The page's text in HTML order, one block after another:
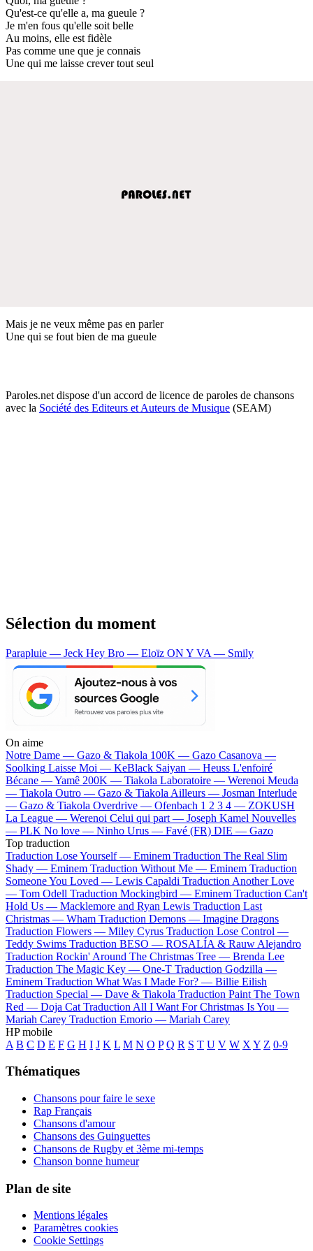
Qu'est-ce qu'elle a, ma gueule ?
Je m'en fous qu'elle soit belle
Au moins, elle est fidèle
Pas comme une que je connais
Une qui me laisse crever tout seul
Mais je ne veux même pas en parler
Une qui se fout bien de ma gueule
Paroles.net dispose d'un accord de licence de paroles de chansons
avec la Société des Editeurs et Auteurs de Musique (SEAM)
Sélection du moment
Parapluie — Jeck Hey Bro — Eloïz ON Y VA — Smily
On aime
Notre Dame — Gazo & Tiakola 100K — Gazo Casanova —
Soolking Laisse Moi — KeBlack Saiyan — Heuss L'enfoiré
Bécane —Yamê 200K — Tiakola Laboratoire — Werenoi Meuda
— Tiakola Outro — Gazo & Tiakola Ailleurs — Josman Interlude
— Gazo & Tiakola Overdrive — Ofenbach 1 2 3 4 — ZOKUSH
La League — Werenoi Celui qui part — Joseph Kamel Nouvelles
— PLK No love — Ninho Urus — Favé (FR) DIE — Gazo
Top traduction
Traduction Lose Yourself — Eminem Traduction The Real Slim
Shady — Eminem Traduction Without Me — Eminem Traduction
Someone You Loved — Lewis Capaldi Traduction Another Love
— Tom Odell Traduction Mockingbird — Eminem Traduction Can't
Hold Us — Macklemore and Ryan Lewis Traduction Last
Christmas — Wham Traduction Demons — Imagine Dragons
Traduction Flowers — Miley Cyrus Traduction Lose Control —
Teddy Swims Traduction BESO — ROSALÍA & Rauw Alejandro
Traduction Rockin' Around The Christmas Tree — Brenda Lee
Traduction The Magic Key — One-T Traduction Godzilla —
Eminem Traduction What Was I Made For? — Billie Eilish
Traduction Special — Dave & Tiakola Traduction Paint The Town
Red — Doja Cat Traduction All I Want For Christmas Is You —
Mariah Carey Traduction Emorio — Mariah Carey
HP mobile
A B C D E F G H I J K L M N O P Q R S T U V W X Y Z 0-9
Thématiques
Chansons pour faire le sexe
Rap Français
Chansons d'amour
Chansons des Guinguettes
Chansons de Rugby et 3ème mi-temps
Chanson bonne humeur
Plan de site
Mentions légales
Paramètres cookies
Cookie Settings